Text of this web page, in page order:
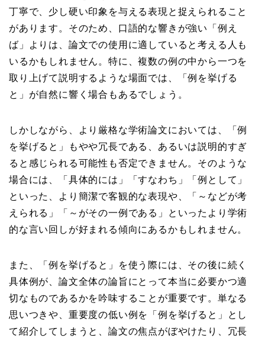
丁寧で、少し硬い印象を与える表現と捉えられること
があります。そのため、口語的な響きが強い「例え
ば」よりは、論文での使用に適していると考える人も
いるかもしれません。特に、複数の例の中から一つを
取り上げて説明するような場面では、「例を挙げる
と」が自然に響く場合もあるでしょう。
しかしながら、より厳格な学術論文においては、「例
を挙げると」もやや冗長である、あるいは説明的すぎ
ると感じられる可能性も否定できません。そのような
場合には、「具体的には」「すなわち」「例として」
といった、より簡潔で客観的な表現や、「～などが考
えられる」「～がその一例である」といったより学術
的な言い回しが好まれる傾向にあるかもしれません。
また、「例を挙げると」を使う際には、その後に続く
具体例が、論文全体の論旨にとって本当に必要かつ適
切なものであるかを吟味することが重要です。単なる
思いつきや、重要度の低い例を「例を挙げると」とし
て紹介してしまうと、論文の焦点がぼやけたり、冗長